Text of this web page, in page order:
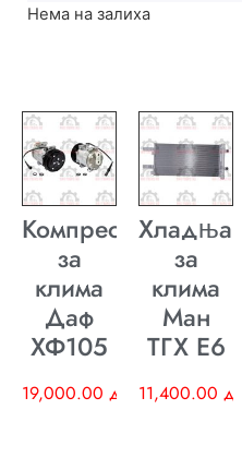
Нема на залиха
Компресор
за
клима
Даф
ХФ105
19,000.00 ден
Хладњак
за
клима
Ман
ТГХ E6
11,400.00 ден